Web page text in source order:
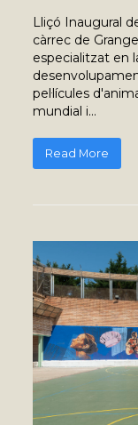
Lliçó Inaugural
càrrec de
especialitzat en
pel·lícules
mundial i…
Read More